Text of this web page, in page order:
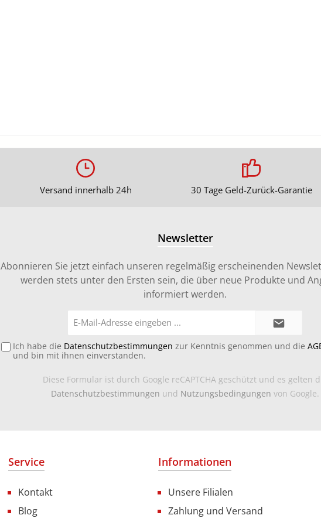
Versand innerhalb 24h 30 Tage Geld-Zurück-Garantie
Newsletter
Abonnieren Sie jetzt einfach unseren regelmäßig erscheinenden
werden stets unter den Ersten sein, die über neue Produkte und
informiert werden.
Mail-
Ich habe die Datenschutzbestimmungen zur Kenntnis genommen und die
und bin mit ihnen einverstanden.
Diese Formular ist durch Google reCAPTCHA geschützt und es gelten
Datenschutzbestimmungen und Nutzungsbedingungen von Google.
Service
Kontakt
Blog
Informationen
Unsere Filialen
Zahlung und Versand